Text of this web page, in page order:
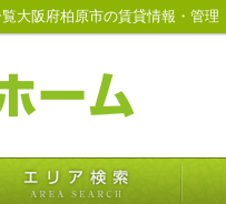
大阪府柏原市の賃貸情報・管理